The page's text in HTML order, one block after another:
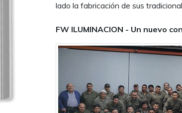
lado la fabricación de sus
FW ILUMINACION - Un nuevo